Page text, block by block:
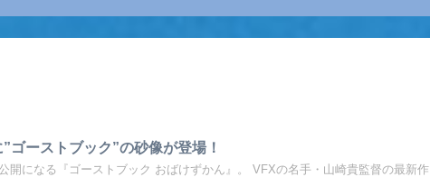
ゴーストブック”の砂像が登場！
開になる『ゴーストブック おばけずかん』。 VFXの名手・山崎貴監督の最新作